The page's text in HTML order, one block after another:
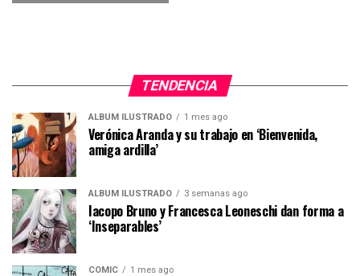
TENDENCIA
ÁLBUM ILUSTRADO 1 mes ago
Verónica Aranda y su trabajo en ‘Bienvenida,
amiga ardilla’
ÁLBUM ILUSTRADO 3 semanas ago
Iacopo Bruno y Francesca Leoneschi dan forma a
‘Inseparables’
CÓMIC 1 mes ago